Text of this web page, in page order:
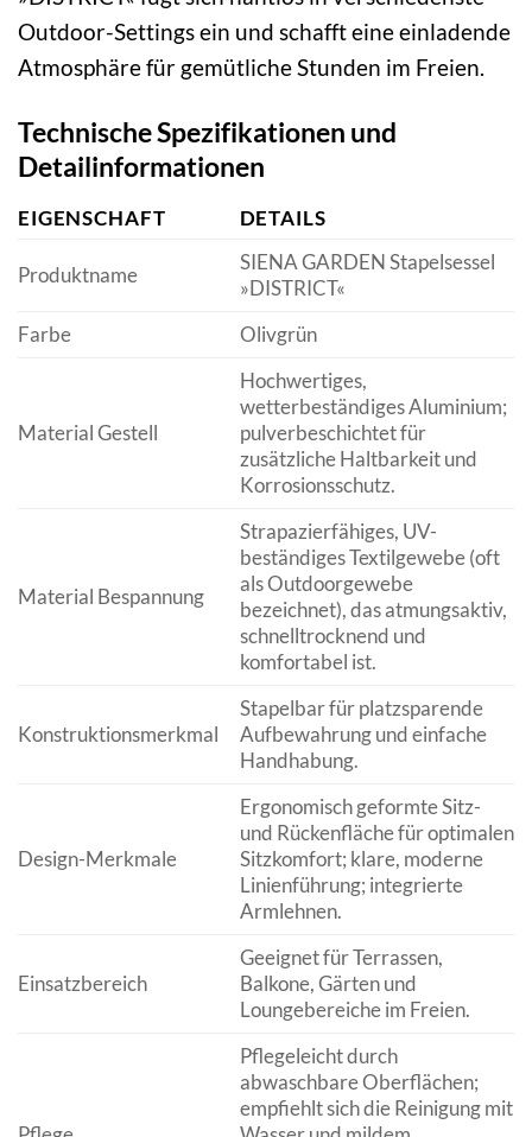
Outdoor-Settings ein und schafft eine einladende
Atmosphäre für gemütliche Stunden im Freien.
Technische Spezifikationen und
Detailinformationen
EIGENSCHAFT DETAILS
Produktname
SIENA GARDEN Stapelsessel
»DISTRICT«
Farbe
Olivgrün
Material Gestell
Hochwertiges,
wetterbeständiges Aluminium;
pulverbeschichtet für
zusätzliche Haltbarkeit und
Korrosionsschutz.
Material Bespannung
Strapazierfähiges, UV-
beständiges Textilgewebe (oft
als Outdoorgewebe
bezeichnet), das atmungsaktiv,
schnelltrocknend und
komfortabel ist.
Konstruktionsmerkmal
Stapelbar für platzsparende
Aufbewahrung und einfache
Handhabung.
Design-Merkmale
Ergonomisch geformte Sitz-
und Rückenfläche für optimalen
Sitzkomfort; klare, moderne
Linienführung; integrierte
Armlehnen.
Einsatzbereich
Geeignet für Terrassen,
Balkone, Gärten und
Loungebereiche im Freien.
Pflegeleicht durch
abwaschbare Oberflächen;
empfiehlt sich die Reinigung mit